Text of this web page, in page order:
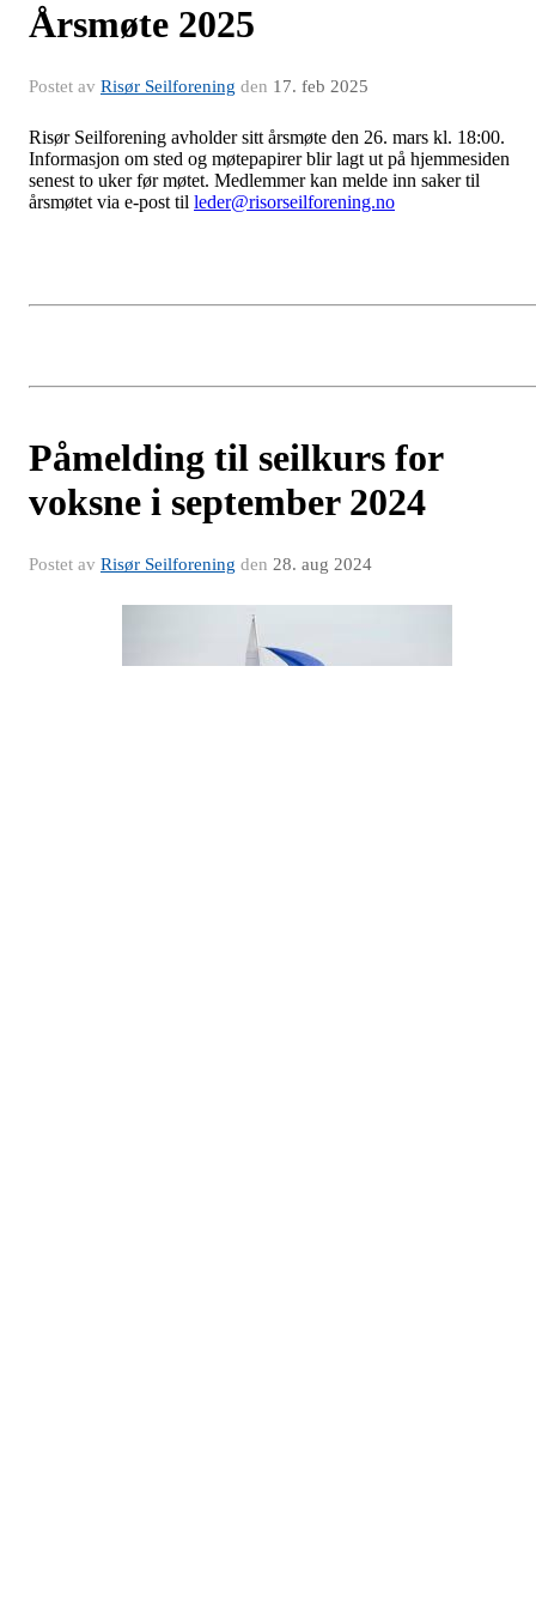
Årsmøte 2025
Postet av Risør Seilforening den 17. feb 2025
Risør Seilforening avholder sitt årsmøte den 26. mars kl. 18:00.
Informasjon om sted og møtepapirer blir lagt ut på hjemmesiden
senest to uker før møtet. Medlemmer kan melde inn saker til
årsmøtet via e-post til leder@risorseilforening.no
Påmelding til seilkurs for
voksne i september 2024
Postet av Risør Seilforening den 28. aug 2024